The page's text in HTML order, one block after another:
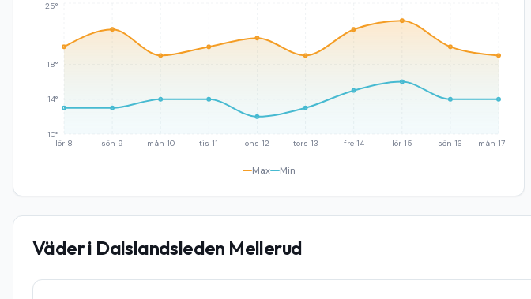
lör 8 sön 9 mån 10 tis 11 ons 12 tors 13 fre 14 lör 15 sön 16 mån 17
10°
14°
18°
25°
Max Min
Väder i Dalslandsleden Mellerud